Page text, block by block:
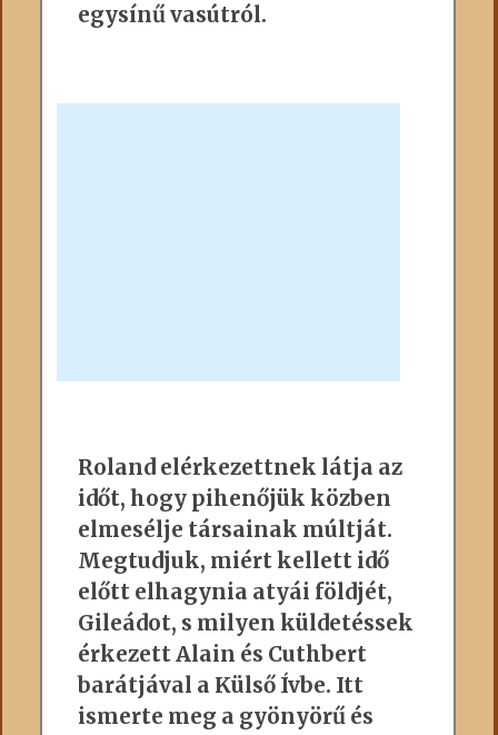
egysínű vasútról.
Roland elérkezettnek látja az
időt, hogy pihenőjük közben
elmesélje társainak múltját.
Megtudjuk, miért kellett idő
előtt elhagynia atyái földjét,
Gileádot, s milyen küldetéssek
érkezett Alain és Cuthbert
barátjával a Külső Ívbe. Itt
ismerte meg a gyönyörű és